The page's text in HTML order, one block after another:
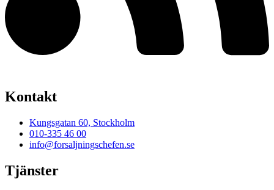
Kontakt
Kungsgatan 60, Stockholm
010-335 46 00
info@forsaljningschefen.se
Tjänster